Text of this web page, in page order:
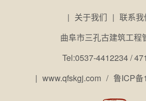
| 关于我们 | 联系我
曲阜市三孔古建筑工程
Tel:0537-4412234 /
| www.qfskgj.com / 鲁ICP备